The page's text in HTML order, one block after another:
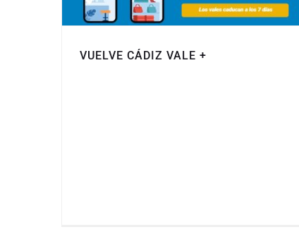
VUELVE CÁDIZ VALE +